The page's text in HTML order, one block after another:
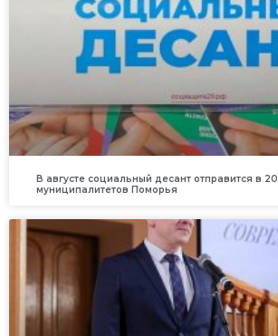
В августе социальный десант отправится в 20
муниципалитетов Поморья